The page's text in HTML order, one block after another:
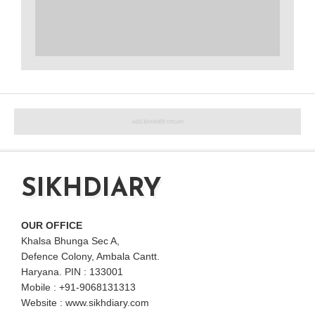
SIKHDIARY
OUR OFFICE
Khalsa Bhunga Sec A,
Defence Colony, Ambala Cantt.
Haryana. PIN : 133001
Mobile : +91-9068131313
Website : www.sikhdiary.com